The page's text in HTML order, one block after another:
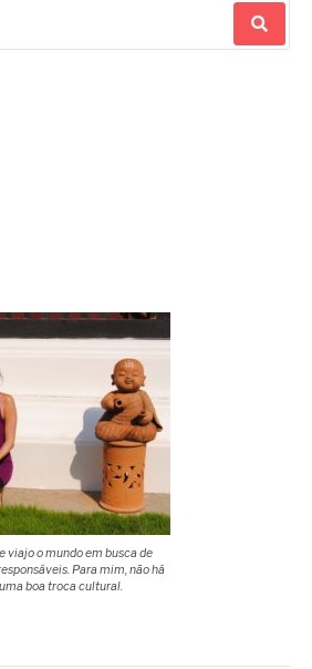
viajo o mundo em busca de
Para mim, não há
boa troca cultural.